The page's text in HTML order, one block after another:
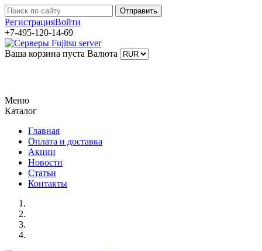
РегистрацияВойти
+7-495-120-14-69
Ваша корзина пуста Валюта
Меню
Каталог
Главная
Оплата и доставка
Акции
Новости
Статьи
Контакты